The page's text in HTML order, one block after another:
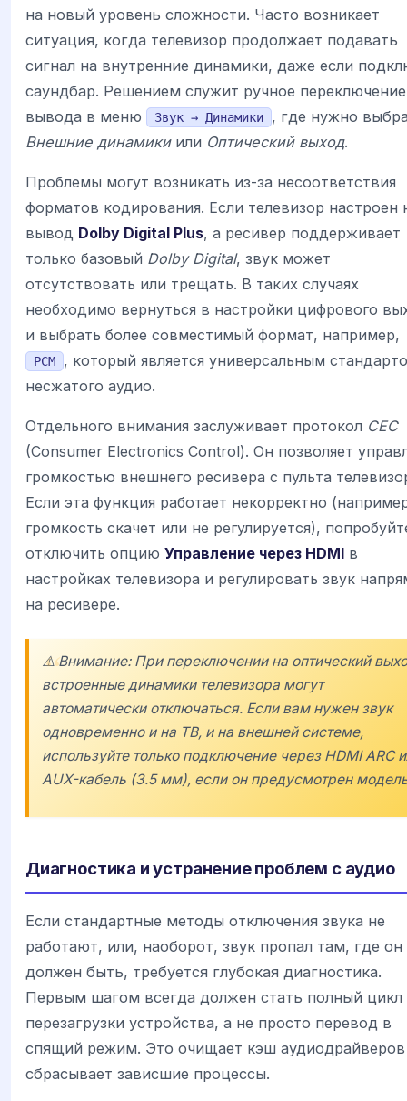
на новый уровень сложности. Часто возникает
ситуация, когда телевизор продолжает подавать
сигнал на внутренние динамики, даже если
саундбар. Решением служит ручное переключение
вывода в меню
Звук → Динамики
, где нужно
Внешние динамикиили Оптический выход.
Проблемы могут возникать из-за несоответствия
форматов кодирования. Если телевизор настроен
вывод Dolby Digital Plus, а ресивер поддерживает
только базовый Dolby Digital, звук может
отсутствовать или трещать. В таких случаях
необходимо вернуться в настройки цифрового
и выбрать более совместимый формат, например,
PCM
, который является универсальным
несжатого аудио.
Отдельного внимания заслуживает протокол CEC
(Consumer Electronics Control). Он позволяет
громкостью внешнего ресивера с пульта
Если эта функция работает некорректно
громкость скачет или не регулируется),
отключить опцию Управление через HDMI в
настройках телевизора и регулировать звук
на ресивере.
⚠️ Внимание: При переключении на оптический
встроенные динамики телевизора могут
автоматически отключаться. Если вам нужен звук
одновременно и на ТВ, и на внешней системе,
используйте только подключение через HDMI ARC
AUX-кабель (3.5 мм), если он предусмотрен
Диагностика и устранение проблем с аудио
Если стандартные методы отключения звука не
работают, или, наоборот, звук пропал там, где он
должен быть, требуется глубокая диагностика.
Первым шагом всегда должен стать полный цикл
перезагрузки устройства, а не просто перевод в
спящий режим. Это очищает кэш
сбрасывает зависшие процессы.